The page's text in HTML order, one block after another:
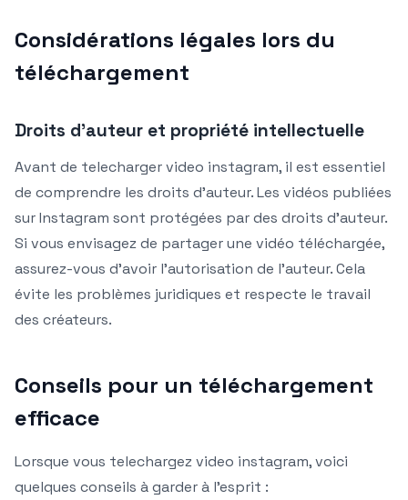
Considérations légales lors du
téléchargement
Droits d’auteur et propriété intellectuelle
Avant de telecharger video instagram, il est essentiel
de comprendre les droits d’auteur. Les vidéos publiées
sur Instagram sont protégées par des droits d’auteur.
Si vous envisagez de partager une vidéo téléchargée,
assurez-vous d’avoir l’autorisation de l’auteur. Cela
évite les problèmes juridiques et respecte le travail
des créateurs.
Conseils pour un téléchargement
efficace
Lorsque vous telechargez video instagram, voici
quelques conseils à garder à l’esprit :